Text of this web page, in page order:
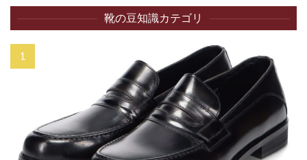
靴の豆知識カテゴリ